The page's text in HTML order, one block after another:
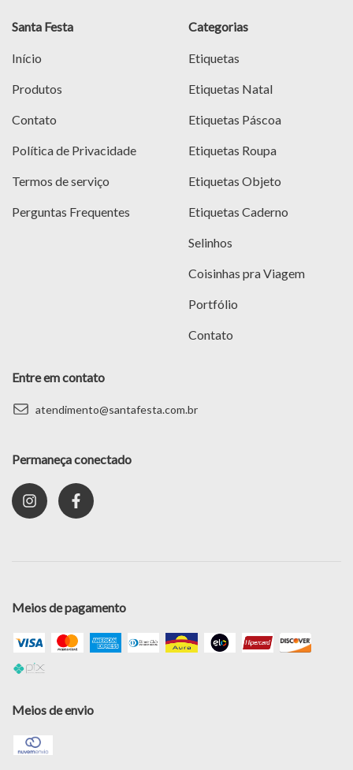
Santa Festa
Início
Produtos
Contato
Política de Privacidade
Termos de serviço
Perguntas Frequentes
Categorias
Etiquetas
Etiquetas Natal
Etiquetas Páscoa
Etiquetas Roupa
Etiquetas Objeto
Etiquetas Caderno
Selinhos
Coisinhas pra Viagem
Portfólio
Contato
Entre em contato
atendimento@santafesta.com.br
Permaneça conectado
Meios de pagamento
Meios de envio